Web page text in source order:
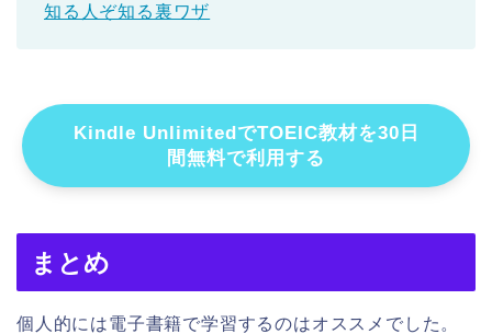
知る人ぞ知る裏ワザ
Kindle UnlimitedでTOEIC教材を30日
間無料で利用する
まとめ
個人的には電子書籍で学習するのはオススメでした。